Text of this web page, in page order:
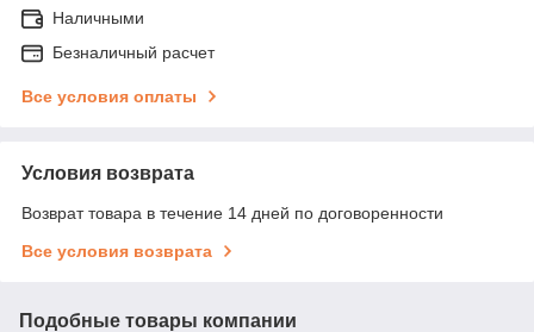
Наличными
Безналичный расчет
Все условия оплаты
Условия возврата
Возврат товара в течение 14 дней по договоренности
Все условия возврата
Подобные товары компании